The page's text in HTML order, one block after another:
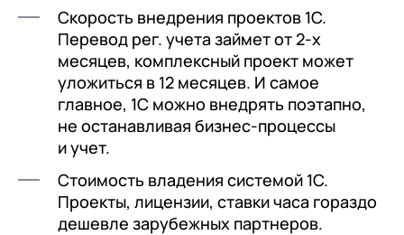
Скорость внедрения проектов 1С.
Перевод рег. учета займет от 2-х
месяцев, комплексный проект может
уложиться в 12 месяцев. И самое
главное, 1С можно внедрять поэтапно,
не останавливая бизнес-процессы
и учет.
Стоимость владения системой 1С.
Проекты, лицензии, ставки часа гораздо
дешевле зарубежных партнеров.
Легкая логистика
Бизнес-аналитика (BI)
1С:Аналитика
Управление взаимоотношениями с
клиентами (CRM)
Лицензии 1С